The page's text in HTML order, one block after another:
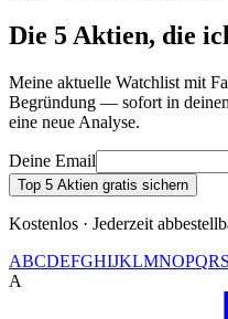
Die 5 Aktien, die
Meine aktuelle Watchlist mit
Begründung — sofort in
eine neue Analyse.
Deine Email
Top 5 Aktien gratis sichern
Kostenlos · Jederzeit
ABCDEFGHIJKLMNOPQRS
A